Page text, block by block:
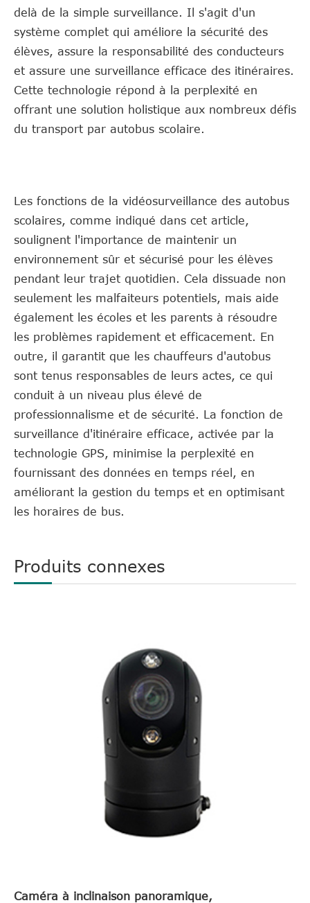
delà de la simple surveillance. Il s'agit d'un
système complet qui améliore la sécurité des
élèves, assure la responsabilité des conducteurs
et assure une surveillance efficace des itinéraires.
Cette technologie répond à la perplexité en
offrant une solution holistique aux nombreux défis
du transport par autobus scolaire.
Les fonctions de la vidéosurveillance des autobus
scolaires, comme indiqué dans cet article,
soulignent l'importance de maintenir un
environnement sûr et sécurisé pour les élèves
pendant leur trajet quotidien. Cela dissuade non
seulement les malfaiteurs potentiels, mais aide
également les écoles et les parents à résoudre
les problèmes rapidement et efficacement. En
outre, il garantit que les chauffeurs d'autobus
sont tenus responsables de leurs actes, ce qui
conduit à un niveau plus élevé de
professionnalisme et de sécurité. La fonction de
surveillance d'itinéraire efficace, activée par la
technologie GPS, minimise la perplexité en
fournissant des données en temps réel, en
améliorant la gestion du temps et en optimisant
les horaires de bus.
Produits connexes
Caméra à inclinaison panoramique,